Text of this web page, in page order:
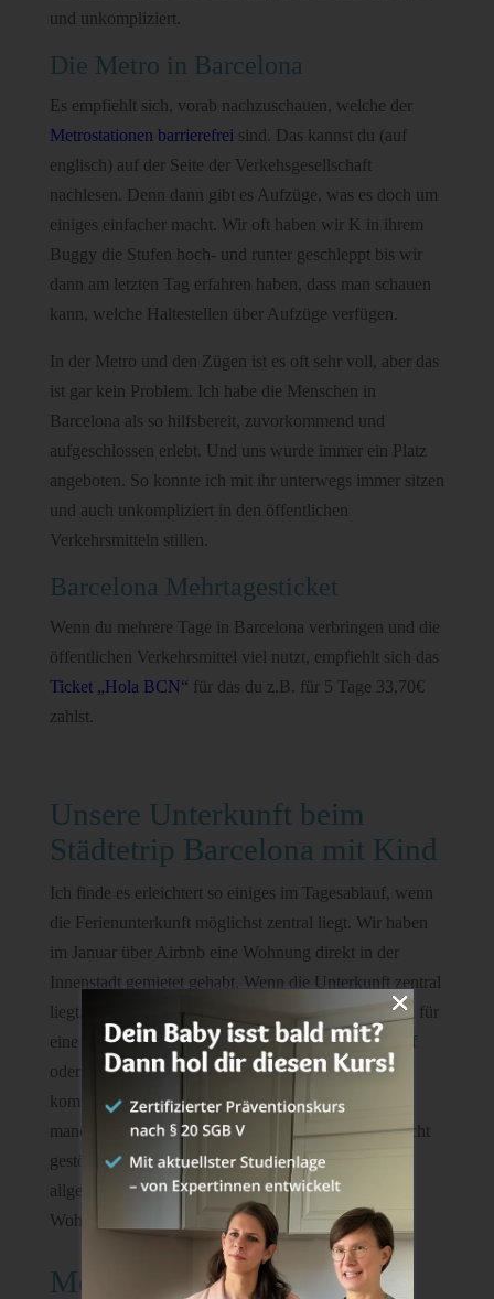
und unkompliziert.
Die Metro in Barcelona
Es empfiehlt sich, vorab nachzuschauen, welche der
Metrostationen barrierefrei sind. Das kannst du (auf
englisch) auf der Seite der Verkehsgesellschaft
nachlesen. Denn dann gibt es Aufzüge, was es doch um
einiges einfacher macht. Wir oft haben wir K in ihrem
Buggy die Stufen hoch- und runter geschleppt bis wir
dann am letzten Tag erfahren haben, dass man schauen
kann, welche Haltestellen über Aufzüge verfügen.
In der Metro und den Zügen ist es oft sehr voll, aber das
ist gar kein Problem. Ich habe die Menschen in
Barcelona als so hilfsbereit, zuvorkommend und
aufgeschlossen erlebt. Und uns wurde immer ein Platz
angeboten. So konnte ich mit ihr unterwegs immer sitzen
und auch unkompliziert in den öffentlichen
Verkehrsmitteln stillen.
Barcelona Mehrtagesticket
Wenn du mehrere Tage in Barcelona verbringen und die
öffentlichen Verkehrsmittel viel nutzt, empfiehlt sich das
Ticket „Hola BCN“ für das du z.B. für 5 Tage 33,70€
zahlst.
Unsere Unterkunft beim
Städtetrip Barcelona mit Kind
Ich finde es erleichtert so einiges im Tagesablauf, wenn
die Ferienunterkunft möglichst zentral liegt. Wir haben
im Januar über Airbnb eine Wohnung direkt in der
Innenstadt gemietet gehabt. Wenn die Unterkunft zentral
liegt, dann ist es gar kein Problem auch tagsüber mal für
eine kurze Pause, das Mittagessen, den Mittagsschlaf
oder auch einen Windelwechsel wieder zurück zu
kommen. Der einzige Nachteil könnte sein, dass es
manch einem zu laut und trubelig ist. Uns hat das nicht
gestört, wobei ich sagen muss, dass es in Barcelona
allgemein lauter und umtriebig ist, als in unserer
Wohngegend, die ziemlich ab vom Schuss ist.
Meine Tipps für einen